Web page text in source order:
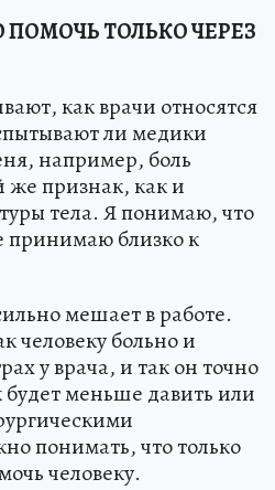
ТОЛЬКО ЧЕРЕЗ
как врачи относятся
ли медики
например, боль
же признак, как и
тела. Я понимаю, что
принимаю близко к
мешает в работе.
человеку больно и
у врача, и так он точно
меньше давить или
понимать, что только
человеку.